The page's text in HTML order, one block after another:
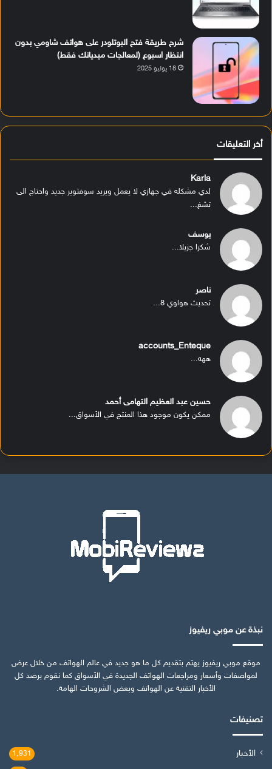
شرح طريقة فتح البوتلودر على هواتف شاومي بدون
انتظار اسبوع (لمعالجات ميدياتك فقط)
18 يوليو 2025
أخر التعليقات
Karla
لدي مشكله في جهازي لا يعمل ويريد سوفتوير جديد واحتاج الى
تشغ...
يوسف
شكرا جزيلا...
ناصر
تحديث هواوي 8...
accounts_Enteque
ههه...
حسين عبد العظيم التهامى أحمد
ممكن يكون موجود هذا المنتج في الأسواق...
نبذة عن موبي ريفيوز
موقع موبي ريفيوز يهتم بتقديم كل ما هو جديد في عالم الهواتف من خلال عرض
لمواصفات وأسعار ومراجعات الهواتف الجديدة في الأسواق كما نقوم برصد كل
الأخبار التقنية عن الهواتف وبعض الشروحات الهامة.
تصنيفات
الأخبار 1٬931